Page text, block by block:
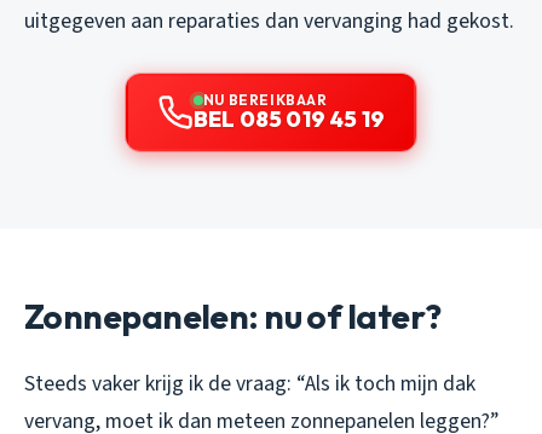
uitgegeven aan reparaties dan vervanging had gekost.
NU BEREIKBAAR
BEL 085 019 45 19
Zonnepanelen: nu of later?
Steeds vaker krijg ik de vraag: “Als ik toch mijn dak
vervang, moet ik dan meteen zonnepanelen leggen?”